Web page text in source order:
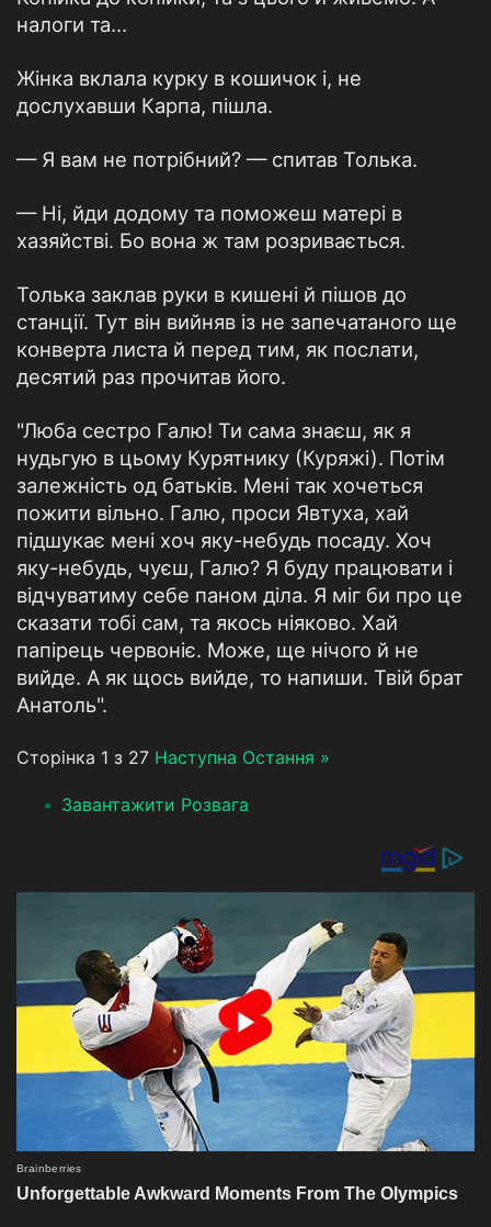
налоги та…
Жінка вклала курку в кошичок і, не
дослухавши Карпа, пішла.
— Я вам не потрібний? — спитав Толька.
— Ні, йди додому та поможеш матері в
хазяйстві. Бо вона ж там розривається.
Толька заклав руки в кишені й пішов до
станції. Тут він вийняв із не запечатаного ще
конверта листа й перед тим, як послати,
десятий раз прочитав його.
"Люба сестро Галю! Ти сама знаєш, як я
нудьгую в цьому Курятнику (Куряжі). Потім
залежність од батьків. Мені так хочеться
пожити вільно. Галю, проси Явтуха, хай
підшукає мені хоч яку-небудь посаду. Хоч
яку-небудь, чуєш, Галю? Я буду працювати і
відчуватиму себе паном діла. Я міг би про це
сказати тобі сам, та якось ніяково. Хай
папірець червоніє. Може, ще нічого й не
вийде. А як щось вийде, то напиши. Твій брат
Анатоль".
Сторінка 1 з 27 Наступна Остання »
Завантажити Розвага